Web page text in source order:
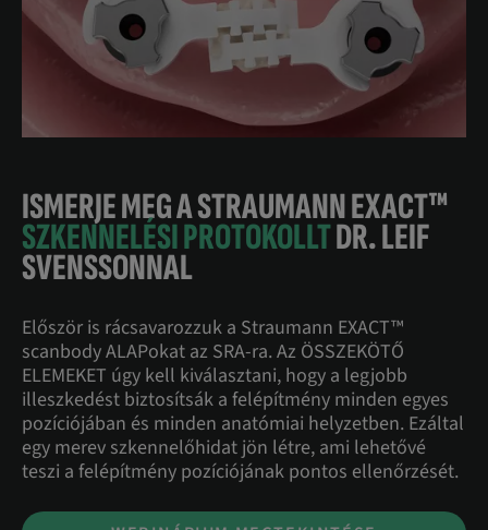
ISMERJE MEG A STRAUMANN EXACT™
SZKENNELÉSI PROTOKOLLTDR. LEIF
SVENSSONNAL
Először is rácsavarozzuk a Straumann EXACT™
scanbody ALAPokat az SRA-ra. Az ÖSSZEKÖTŐ
ELEMEKET úgy kell kiválasztani, hogy a legjobb
illeszkedést biztosítsák a felépítmény minden egyes
pozíciójában és minden anatómiai helyzetben. Ezáltal
egy merev szkennelőhidat jön létre, ami lehetővé
teszi a felépítmény pozíciójának pontos ellenőrzését.